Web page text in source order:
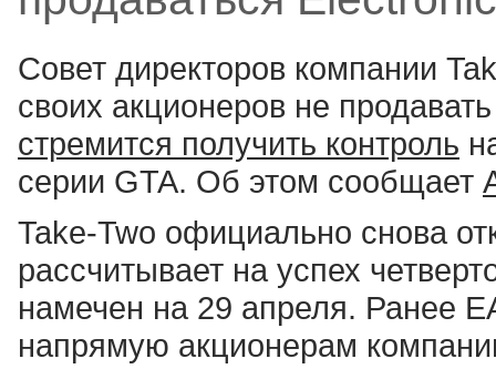
Совет директоров компании
своих акционеров не
стремится получить контроль
серии GTA. Об этом сообщает
Take-Two официально снова
рассчитывает на успех
намечен на 29 апреля. Ранее
напрямую акционерам